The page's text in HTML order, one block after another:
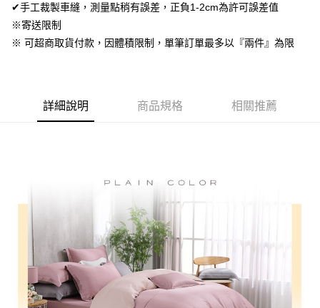
便利好安心！
１．簡單：不需註冊會員、不需綁卡、不需儲值。
２．便利：只要手機號碼，簡訊認證，即可結帳。
３．安心：先確認商品／服務後，再付款。
２．訂單成立數日內，您將收到繳費通知簡訊。
３．收到繳費通知簡訊後14天內，點擊此簡訊中的連結，可透過四大超商／
※ 交易是否成功請以「AFTEE先享後付 」之結帳頁面顯示為準，若有關於
https://netprotections.freshdesk.com/support/home
【注意事項】
１．透過由恩沛科技股份有限公司提供之「AFTEE先享後付」服務完成之交
易，需依本服務之必要範圍內提供個人資料，並將交易相關給付款項請求債
權轉讓予恩沛科技股份有限公司。
２．關於個人資料處理事宜，請瀏覽以下網址：
https://aftee.tw/terms/#terms3
運送方式
全家取貨付款
每筆NT$60，滿NT$499(含以上)免運費
每筆NT$100，滿NT$499(含以上)免運費
離島宅配
每筆NT$100，滿NT$499(含以上)免運費
✔手工裁製車縫，測量點稍有誤差，正負1-2cm為許可誤差值
※寄送限制
※ 可超商取貨付款，因體積限制，單筆訂單最多以『兩件』為限
詳細說明 商品規格 相關推薦